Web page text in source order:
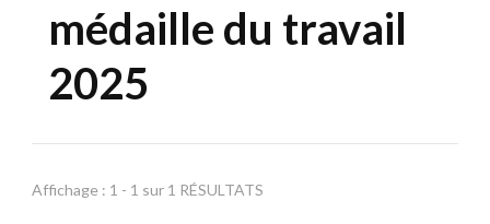
médaille du travail
2025
Affichage : 1 - 1 sur 1 RÉSULTATS